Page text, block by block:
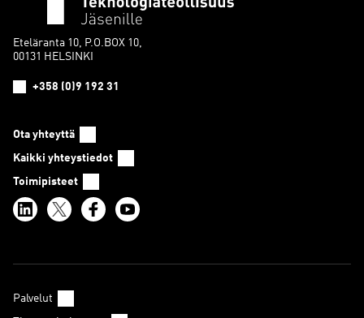
Eteläranta 10, P.O.BOX 10,
00131 HELSINKI
+358 (0)9 192 31
Ota yhteyttä
Kaikki yhteystiedot
Toimipisteet
Palvelut